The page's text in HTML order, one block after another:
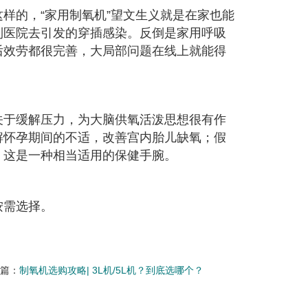
的，“家用制氧机”望文生义就是在家也能
院去引发的穿插感染。反倒是家用呼吸
劳都很完善，大局部问题在线上就能得
缓解压力，为大脑供氧活泼思想很有作
孕期间的不适，改善宫内胎儿缺氧；假
是一种相当适用的保健手腕。
选择。
：制氧机选购攻略| 3L机/5L机？到底选哪个？